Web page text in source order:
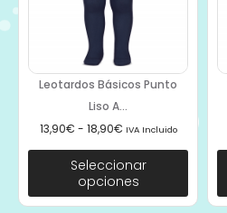
Leotardos Básicos Punto
Liso A...
13,90€ - 18,90€ IVA Incluido
Seleccionar
opciones